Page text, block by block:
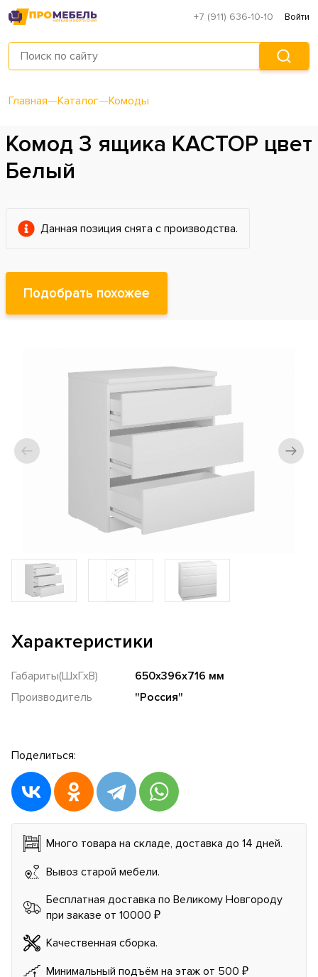
+7 (911) 636-10-10 Войти
Главная—Каталог—Комоды
Комод 3 ящика КАСТОР цвет
Белый
Данная позиция снята с производства.
Подобрать похожее
Характеристики
Габариты(ШхГхВ)
650х396х716 мм
Производитель
"Россия"
Поделиться:
Много товара на складе, доставка до 14 дней.
Вывоз старой мебели.
Бесплатная доставка по Великому Новгороду
при заказе от 10000 ₽
Качественная сборка.
Минимальный подъём на этаж от 500 ₽